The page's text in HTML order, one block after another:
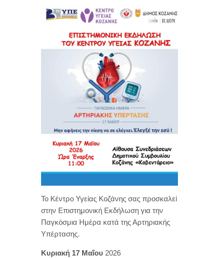
Το Κέντρο Υγείας Κοζάνης σας προσκαλεί
στην Επιστημονική Εκδήλωση για την
Παγκόσμια Ημέρα κατά της Αρτηριακής
Υπέρτασης.
Κυριακή 17 Μαΐου 2026